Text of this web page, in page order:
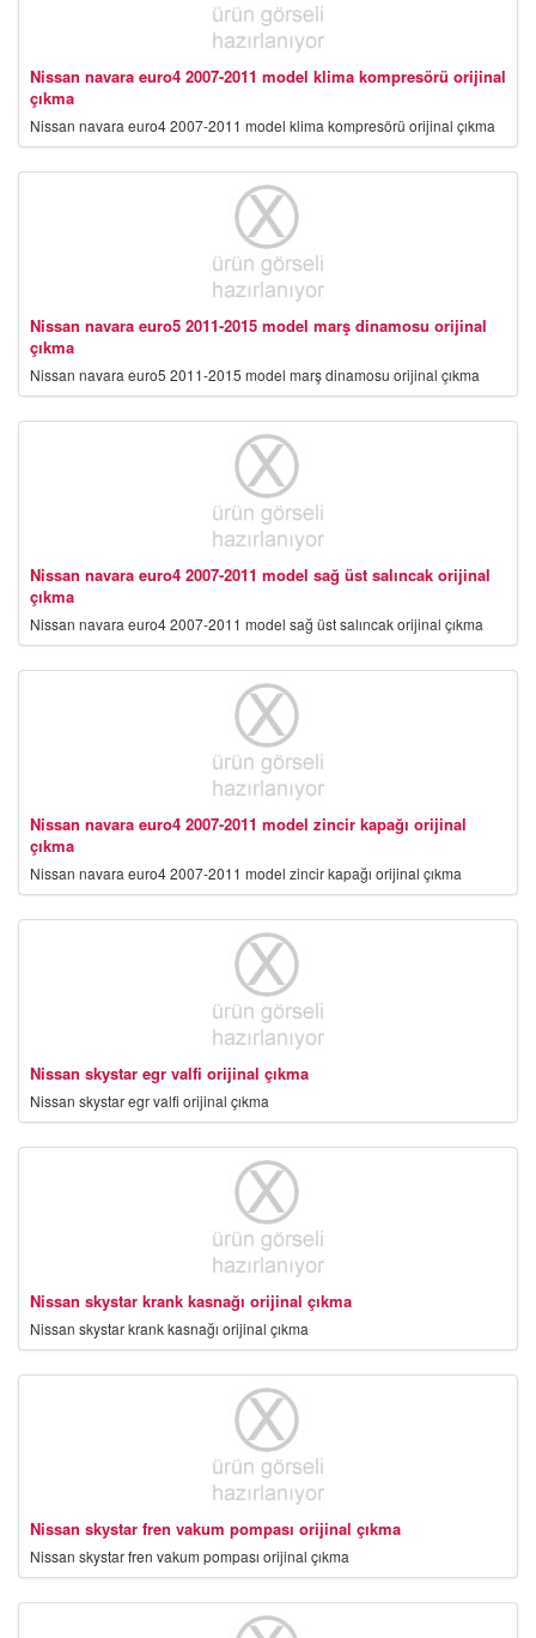
Nissan navara euro4 2007-2011 model klima kompresörü orijinal
çıkma
Nissan navara euro4 2007-2011 model klima kompresörü orijinal çıkma
Nissan navara euro5 2011-2015 model marş dinamosu orijinal
çıkma
Nissan navara euro5 2011-2015 model marş dinamosu orijinal çıkma
Nissan navara euro4 2007-2011 model sağ üst salıncak orijinal
çıkma
Nissan navara euro4 2007-2011 model sağ üst salıncak orijinal çıkma
Nissan navara euro4 2007-2011 model zincir kapağı orijinal
çıkma
Nissan navara euro4 2007-2011 model zincir kapağı orijinal çıkma
Nissan skystar egr valfi orijinal çıkma
Nissan skystar egr valfi orijinal çıkma
Nissan skystar krank kasnağı orijinal çıkma
Nissan skystar krank kasnağı orijinal çıkma
Nissan skystar fren vakum pompası orijinal çıkma
Nissan skystar fren vakum pompası orijinal çıkma